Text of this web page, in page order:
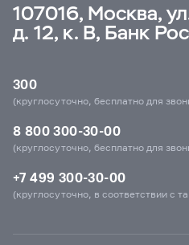
107016, Москва,
д. 12, к. В, Банк
300
(круглосуточно, бесплатно для
8 800 300-30-00
(круглосуточно, бесплатно для
+7 499 300-30-00
(круглосуточно, в соответствии с